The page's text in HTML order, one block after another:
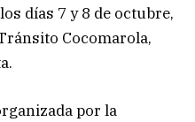
días 7 y 8 de octubre,
Cocomarola,
por la